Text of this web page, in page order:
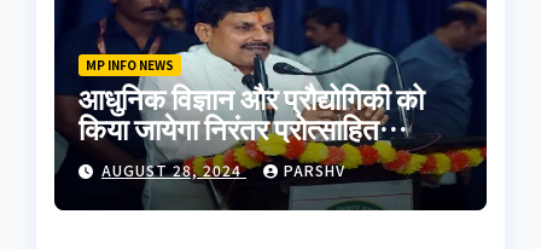
MP INFO NEWS
आधुनिक विज्ञान और प्रौद्योगिकी को
किया जायेगा निरंतर प्रोत्साहित
-मुख्यमंत्री डॉ. यादव
AUGUST 28, 2024 PARSHV